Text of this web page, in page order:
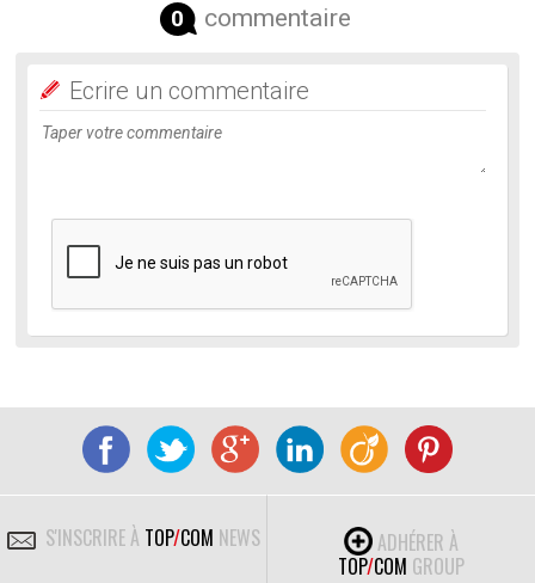
0 commentaire
Ecrire un commentaire
S'INSCRIRE À TOP/COM NEWS
ADHÉRER À
TOP/COM GROUP